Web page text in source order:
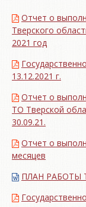
Отчет о
Тверского
2021 год
13.12.2021 г.
Отчет о
ТО Тверской
30.09.21.
Отчет о
месяцев
ПЛАН РАБОТЫ